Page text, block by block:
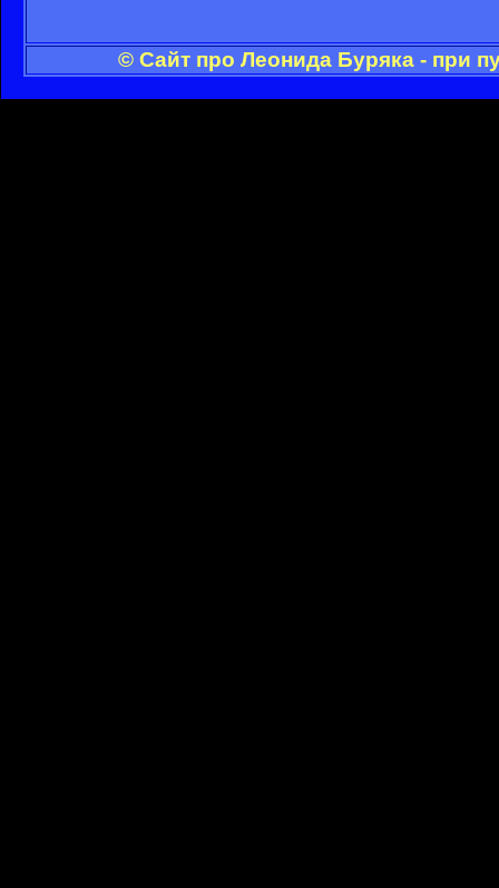
© Сайт про Леонида Буряка - при